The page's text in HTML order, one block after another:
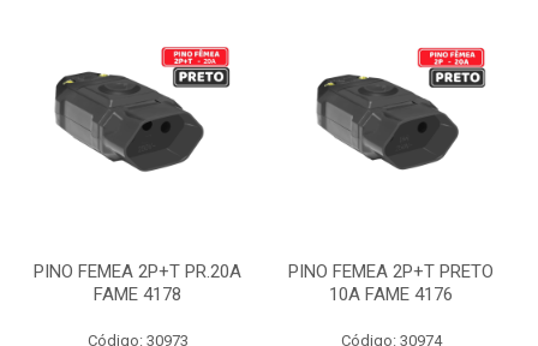
PINO FEMEA 2P+T PR.20A
FAME 4178
Código: 30973
PINO FEMEA 2P+T PRETO
10A FAME 4176
Código: 30974